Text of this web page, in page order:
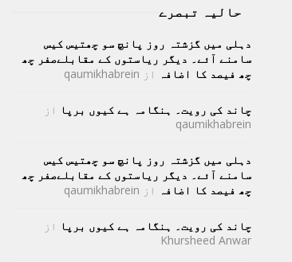
حالیہ تبصرے
دہلی میں گزشتہ روز پانچ سو چھتیس کیس
سامنے آئے۔ دیگر ریاستوں کے مقابلےصفر چھ
چھ فیصد کا اضافہ از qaumikhabrein
چاند کی رویت۔ ہنگامہ ہے کیوں برپا از
qaumikhabrein
دہلی میں گزشتہ روز پانچ سو چھتیس کیس
سامنے آئے۔ دیگر ریاستوں کے مقابلےصفر چھ
چھ فیصد کا اضافہ از qaumikhabrein
چاند کی رویت۔ ہنگامہ ہے کیوں برپا از
Khursheed Anwar